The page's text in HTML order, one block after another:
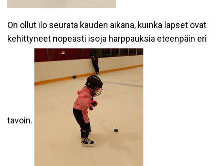
On ollut ilo seurata kauden aikana, kuinka lapset ovat
kehittyneet nopeasti isoja harppauksia eteenpäin eri
tavoin.